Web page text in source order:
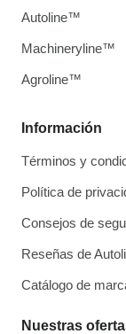
Información
Términos y
Política de
Consejos de
Reseñas de
Catálogo de
Nuestras
Autoline™
Machineryline™
Agroline™